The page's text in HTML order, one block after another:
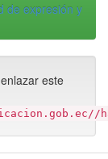
de expresión y
este